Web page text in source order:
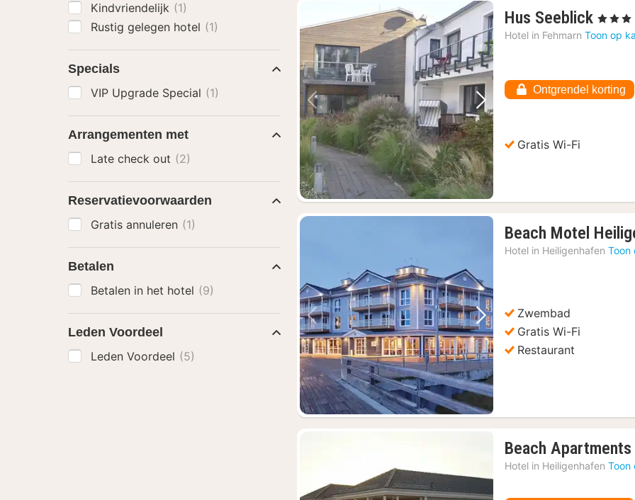
Vorige foto Volgende foto
Hus Seeblick 1
nacht
€
, 3 Sterren
Hotel in Fehmarn Toon op
Ontgrendel korting
Gratis Wi-Fi
Vorige foto Volgende foto
Beach Motel
Hotel in Heiligenhafen Toon
Zwembad
Gratis Wi-Fi
Restaurant
Beach
Hotel in Heiligenhafen Toon
Kindvriendelijk (1)
Rustig gelegen hotel (1)
Specials
VIP Upgrade Special (1)
Arrangementen met
Late check out (2)
Reservatievoorwaarden
Gratis annuleren (1)
Betalen
Betalen in het hotel (9)
Leden Voordeel
Leden Voordeel (5)